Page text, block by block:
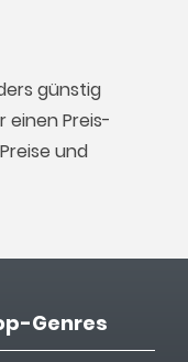
günstig
einen Preis-
und
Genres